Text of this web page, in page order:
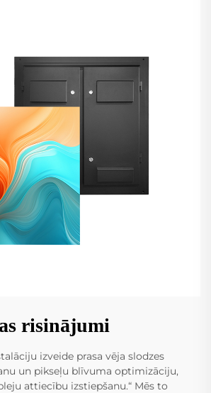
risinājumi
izveide prasa vēja slodzes
un pikseļu blīvuma optimizāciju,
attiecību izstiepšanu.“ Mēs to